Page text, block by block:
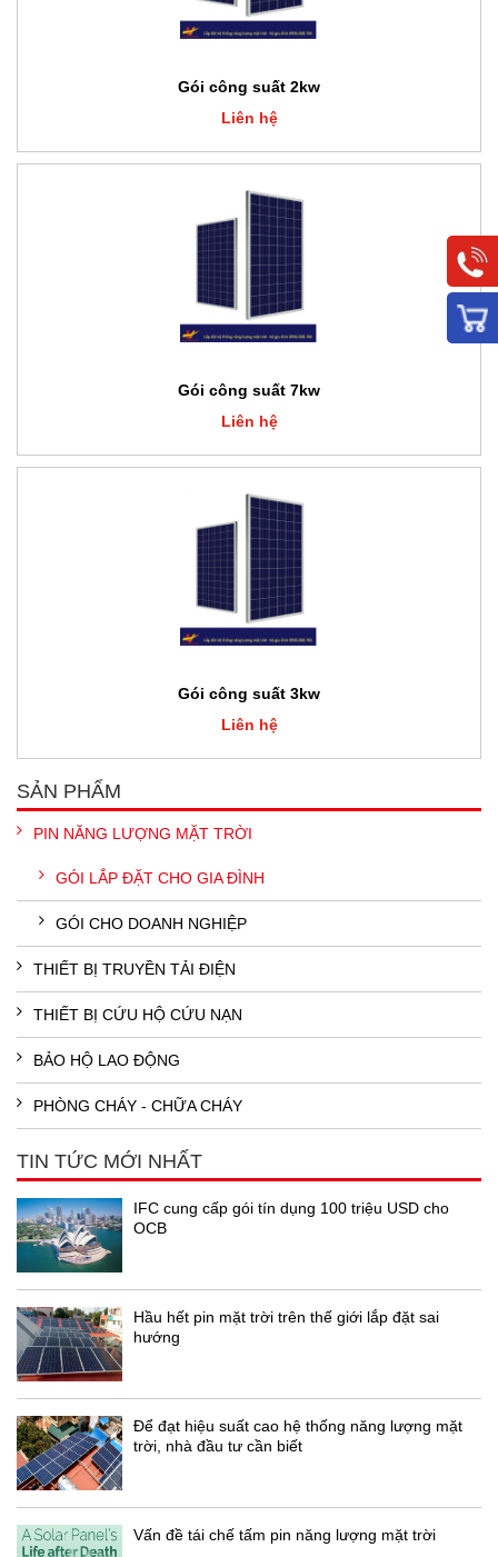
Gói công suất 2kw
Liên hệ
Gói công suất 7kw
Liên hệ
Gói công suất 3kw
Liên hệ
SẢN PHẨM
PIN NĂNG LƯỢNG MẶT TRỜI
GÓI LẮP ĐẶT CHO GIA ĐÌNH
GÓI CHO DOANH NGHIỆP
THIẾT BỊ TRUYỀN TẢI ĐIỆN
THIẾT BỊ CỨU HỘ CỨU NẠN
BẢO HỘ LAO ĐỘNG
PHÒNG CHÁY - CHỮA CHÁY
TIN TỨC MỚI NHẤT
IFC cung cấp gói tín dụng 100 triệu USD cho
OCB
Hầu hết pin mặt trời trên thế giới lắp đặt sai
hướng
Để đạt hiệu suất cao hệ thống năng lượng mặt
trời, nhà đầu tư cần biết
Vấn đề tái chế tấm pin năng lượng mặt trời